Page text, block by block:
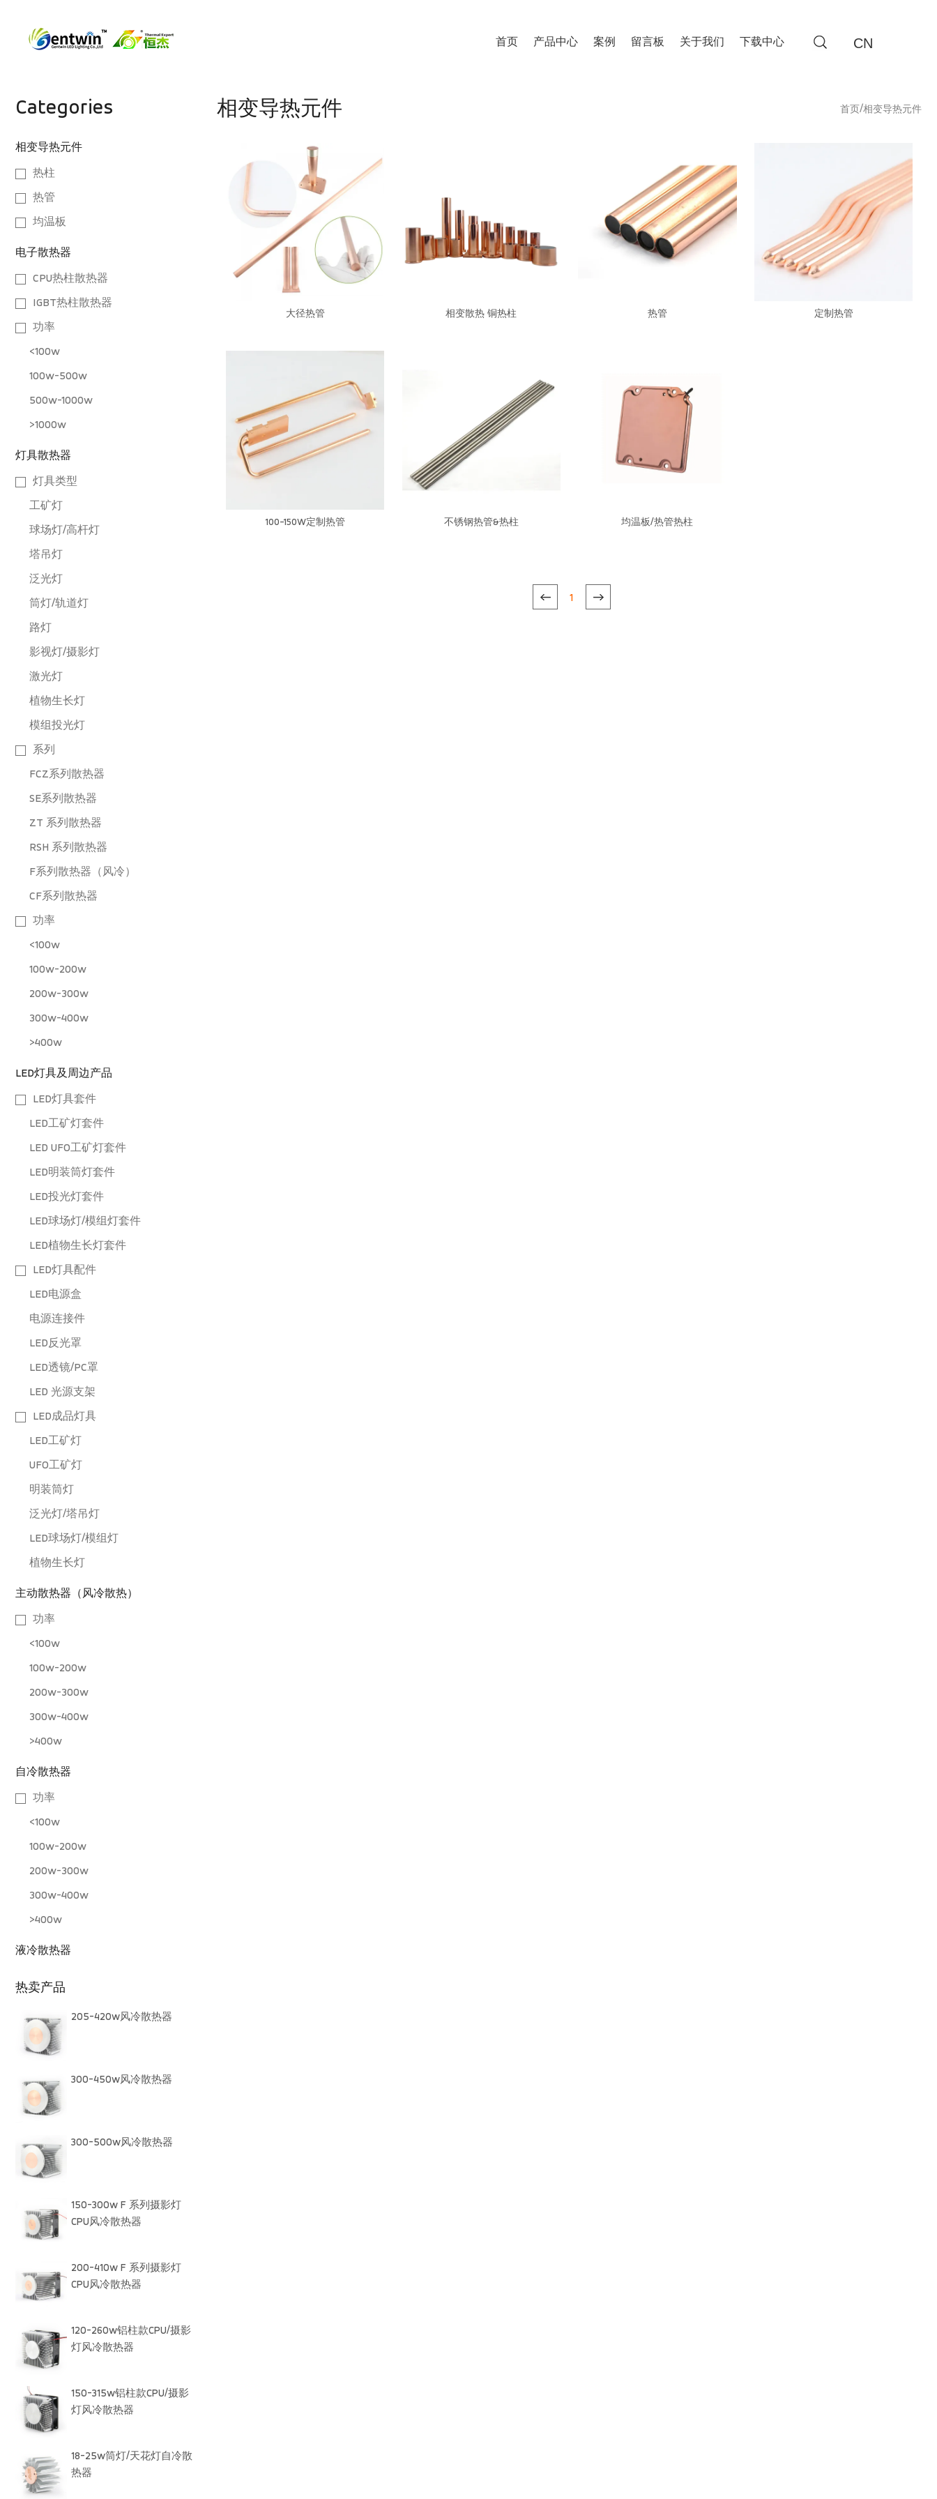
CN
首页 产品中心 案例 留言板 关于我们 下载中心
Categories
相变导热元件
热柱
热管
均温板
电子散热器
CPU热柱散热器
IGBT热柱散热器
功率
<100w
100w-500w
500w-1000w
>1000w
灯具散热器
灯具类型
工矿灯
球场灯/高杆灯
塔吊灯
泛光灯
筒灯/轨道灯
路灯
影视灯/摄影灯
激光灯
植物生长灯
模组投光灯
系列
FCZ系列散热器
SE系列散热器
ZT 系列散热器
RSH 系列散热器
F系列散热器（风冷）
CF系列散热器
功率
<100w
100w-200w
200w-300w
300w-400w
>400w
LED灯具及周边产品
LED灯具套件
LED工矿灯套件
LED UFO工矿灯套件
LED明装筒灯套件
LED投光灯套件
LED球场灯/模组灯套件
LED植物生长灯套件
LED灯具配件
LED电源盒
电源连接件
LED反光罩
LED透镜/PC罩
LED 光源支架
LED成品灯具
LED工矿灯
UFO工矿灯
明装筒灯
泛光灯/塔吊灯
LED球场灯/模组灯
植物生长灯
主动散热器（风冷散热）
功率
<100w
100w-200w
200w-300w
300w-400w
>400w
自冷散热器
功率
<100w
100w-200w
200w-300w
300w-400w
>400w
液冷散热器
热卖产品
205-420w风冷散热器
300-450w风冷散热器
300-500w风冷散热器
150-300w F 系列摄影灯
CPU风冷散热器
200-410w F 系列摄影灯
CPU风冷散热器
120-260w铝柱款CPU/摄影
灯风冷散热器
150-315w铝柱款CPU/摄影
灯风冷散热器
18-25w筒灯/天花灯自冷散
热器
相变导热元件 首页/相变导热元件
大径热管 相变散热 铜热柱 热管 定制热管
100-150W定制热管 不锈钢热管&热柱 均温板/热管热柱
1